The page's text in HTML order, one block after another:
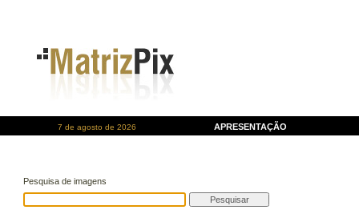
7 de agosto de 2026 APRESENTAÇÃO
Pesquisa de imagens